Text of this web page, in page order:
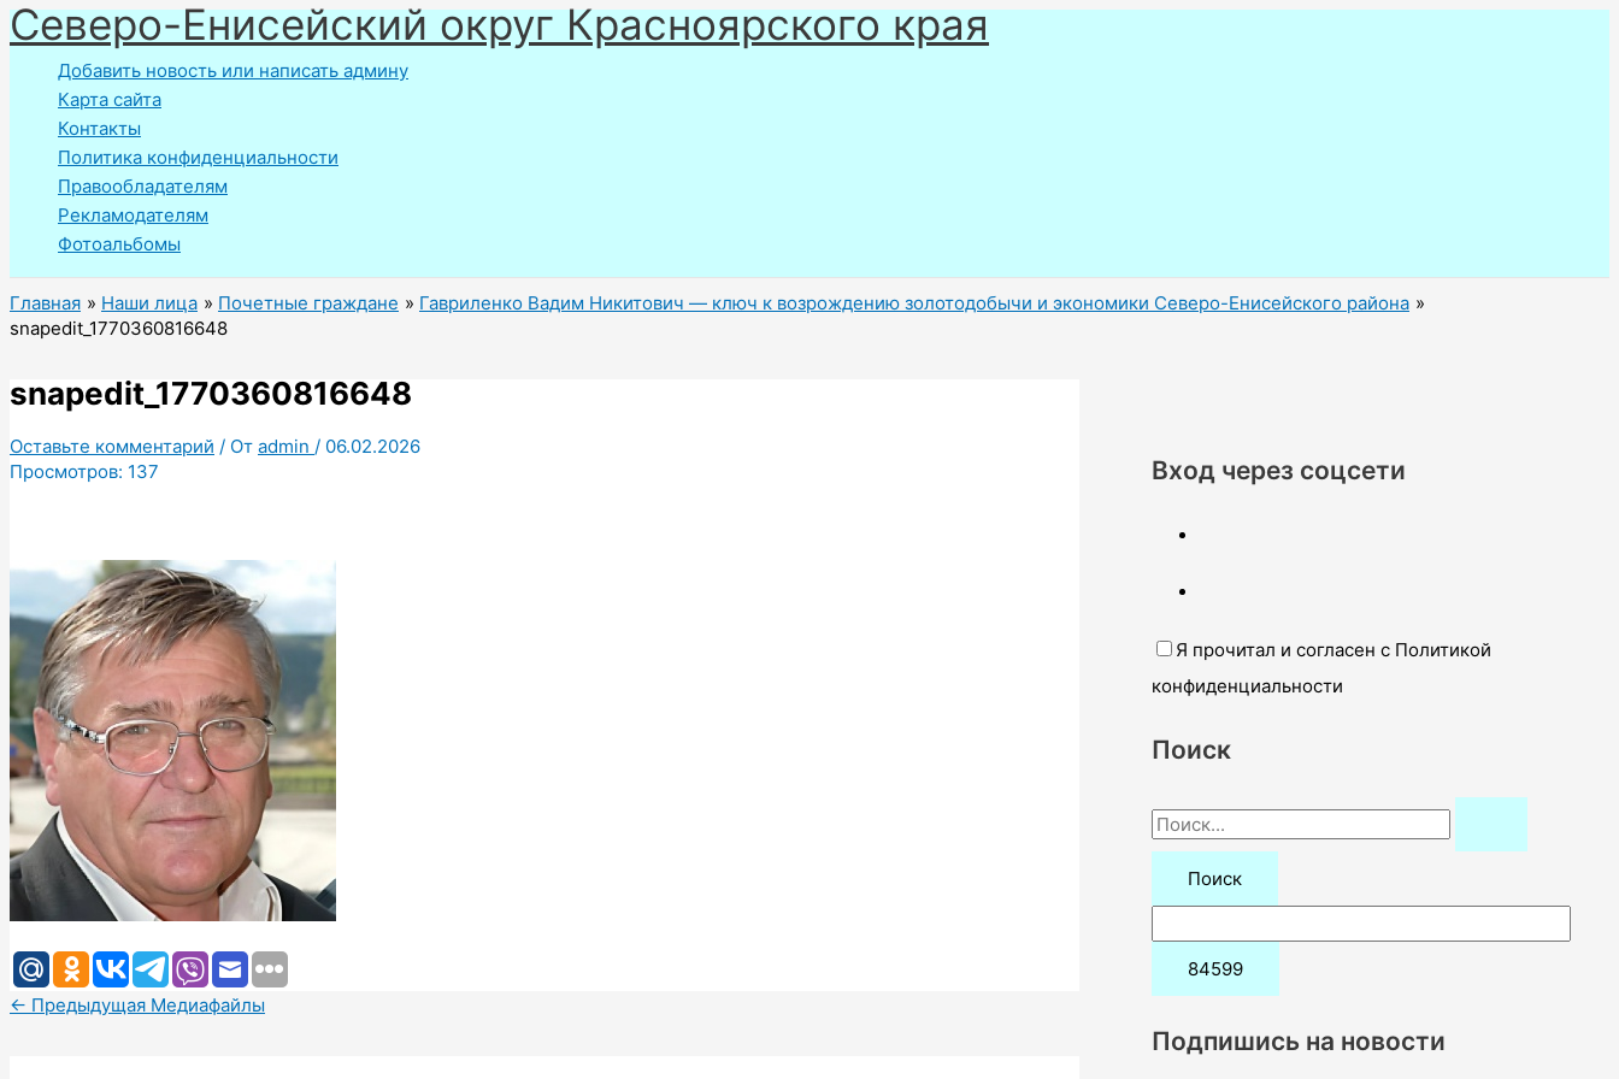
Перейти
к
содержимому
Северо-Енисейский округ Красноярского края
Добавить новость или написать админу
Карта сайта
Контакты
Политика конфиденциальности
Правообладателям
Рекламодателям
Фотоальбомы
Главная Наши лица Почетные граждане
Гавриленко Вадим Никитович — ключ к возрождению золотодобычи и экономики Северо-Енисейского района
snapedit_1770360816648
snapedit_1770360816648
Оставьте комментарий / От admin / 06.02.2026
Просмотров: 137
← Предыдущая Медиафайлы
Вход через соцсети
Я прочитал и согласен с Политикой
конфиденциальности
Поиск
П
о
:
Подпишись на новости